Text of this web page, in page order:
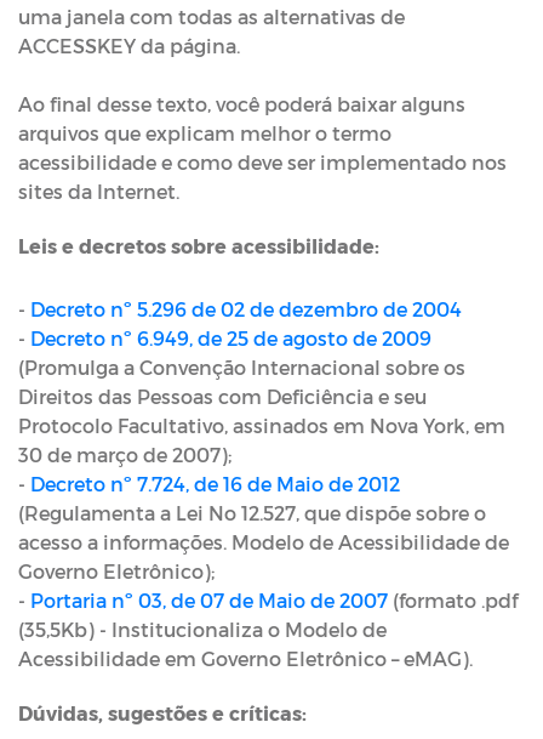
uma janela com todas as alternativas de
ACCESSKEY da página.
Ao final desse texto, você poderá baixar alguns
arquivos que explicam melhor o termo
acessibilidade e como deve ser implementado nos
sites da Internet.
Leis e decretos sobre acessibilidade:
- Decreto nº 5.296 de 02 de dezembro de 2004
- Decreto nº 6.949, de 25 de agosto de 2009
(Promulga a Convenção Internacional sobre os
Direitos das Pessoas com Deficiência e seu
Protocolo Facultativo, assinados em Nova York, em
30 de março de 2007);
- Decreto nº 7.724, de 16 de Maio de 2012
(Regulamenta a Lei No 12.527, que dispõe sobre o
acesso a informações. Modelo de Acessibilidade de
Governo Eletrônico);
- Portaria nº 03, de 07 de Maio de 2007 (formato .pdf
(35,5Kb) - Institucionaliza o Modelo de
Acessibilidade em Governo Eletrônico – eMAG).
Dúvidas, sugestões e críticas: